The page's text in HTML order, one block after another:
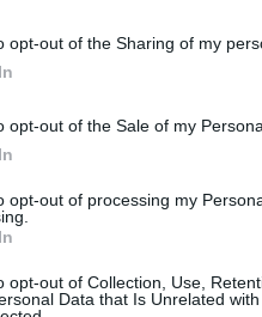
opt-out of the Sharing of my
opt-out of the Sale of my
opt-out of processing my
opt-out of Collection, Use,
Data that Is Unrelated
le consigliere regionali
in cui l’ordine
l’unico elemento
per la
telematiconon sono
professionisti